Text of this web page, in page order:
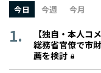
今日 今週 今月
【独自・本人コ
総務省官僚で市
薦を検討